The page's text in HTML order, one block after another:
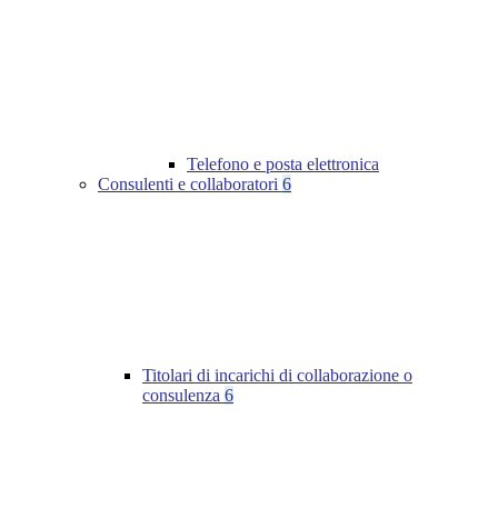
Telefono e posta elettronica
Consulenti e collaboratori 6
Titolari di incarichi di collaborazione o
consulenza 6